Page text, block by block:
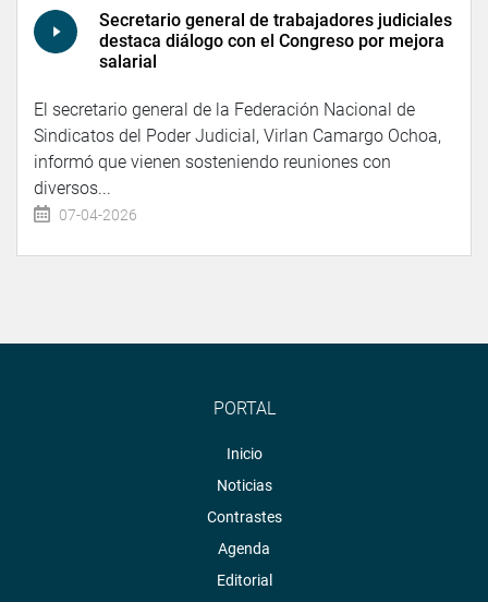
Secretario general de trabajadores judiciales
destaca diálogo con el Congreso por mejora
salarial
El secretario general de la Federación Nacional de
Sindicatos del Poder Judicial, Virlan Camargo Ochoa,
informó que vienen sosteniendo reuniones con
diversos...
07-04-2026
PORTAL
Inicio
Noticias
Contrastes
Agenda
Editorial